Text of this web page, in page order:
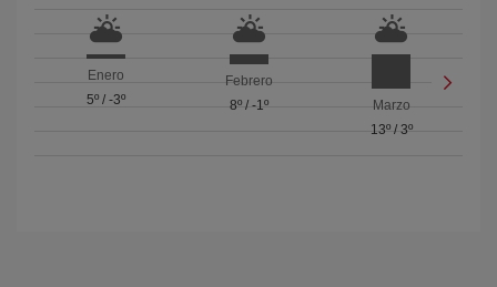
Enero
5º/ -3º
Febrero
8º/ -1º
Marzo
13º/ 3º